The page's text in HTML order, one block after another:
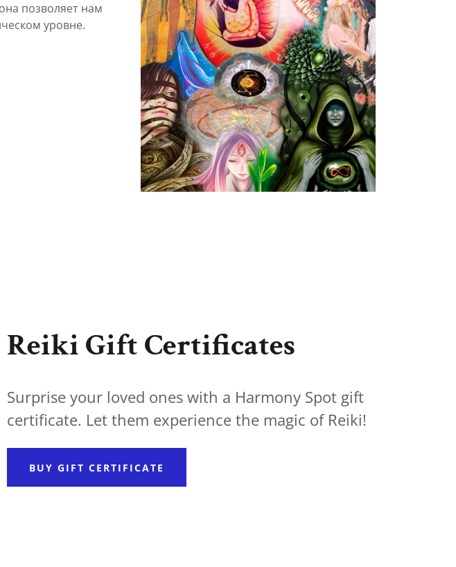
позволяет нам
уровне.
Reiki Gift Certificates
Surprise your loved ones with a Harmony Spot gift
certificate. Let them experience the magic of Reiki!
BUY GIFT CERTIFICATE